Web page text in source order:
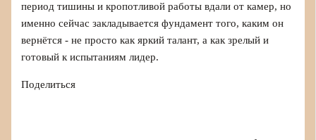
период тишины и кропотливой работы вдали от камер, но
именно сейчас закладывается фундамент того, каким он
вернётся - не просто как яркий талант, а как зрелый и
готовый к испытаниям лидер.
Поделиться